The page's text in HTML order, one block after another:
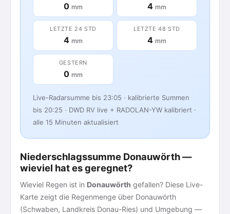
0 mm 4 mm
LETZTE 24 STD
4 mm
LETZTE 48 STD
4 mm
GESTERN
0 mm
Live-Radarsumme bis 23:05 · kalibrierte Summen
bis 20:25 · DWD RV live + RADOLAN-YW kalibriert ·
alle 15 Minuten aktualisiert
Niederschlagssumme Donauwörth —
wieviel hat es geregnet?
Wieviel Regen ist in Donauwörth gefallen? Diese Live-
Karte zeigt die Regenmenge über Donauwörth
(Schwaben, Landkreis Donau-Ries) und Umgebung —